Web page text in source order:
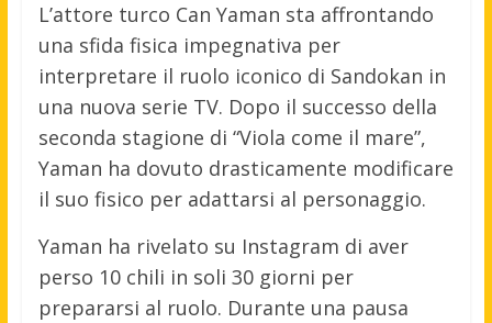
L’attore turco Can Yaman sta affrontando
una sfida fisica impegnativa per
interpretare il ruolo iconico di Sandokan in
una nuova serie TV. Dopo il successo della
seconda stagione di “Viola come il mare”,
Yaman ha dovuto drasticamente modificare
il suo fisico per adattarsi al personaggio.
Yaman ha rivelato su Instagram di aver
perso 10 chili in soli 30 giorni per
prepararsi al ruolo. Durante una pausa